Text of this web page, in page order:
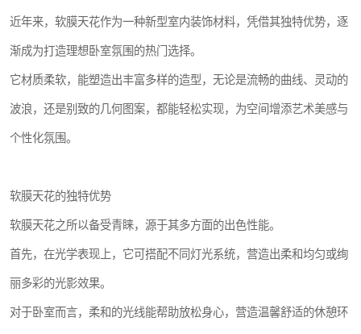
近年来，软膜天花作为一种新型室内装饰材料，凭借其独特优势，逐
渐成为打造理想卧室氛围的热门选择。
它材质柔软，能塑造出丰富多样的造型，无论是流畅的曲线、灵动的
波浪，还是别致的几何图案，都能轻松实现，为空间增添艺术美感与
个性化氛围。
软膜天花的独特优势
软膜天花之所以备受青睐，源于其多方面的出色性能。
首先，在光学表现上，它可搭配不同灯光系统，营造出柔和均匀或绚
丽多彩的光影效果。
对于卧室而言，柔和的光线能帮助放松身心，营造温馨舒适的休憩环